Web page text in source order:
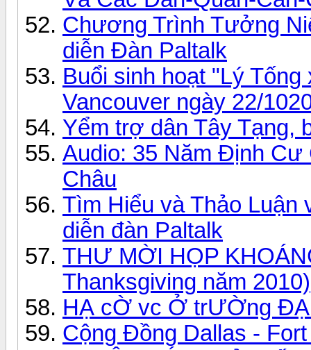
Chương Trình Tưởng
diễn Đàn Paltalk
Buổi sinh hoạt "Lý
Vancouver ngày 22/
Yểm trợ dân Tây Tạng,
Audio: 35 Năm Định
Châu
Tìm Hiểu và Thảo Luận
diễn đàn Paltalk
THƯ MỜI HỌP
Thanksgiving năm 2010)
HẠ cỜ vc Ở trƯỜng
Cộng Đồng Dallas -